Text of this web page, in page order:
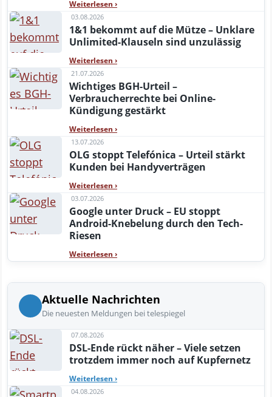
Weiterlesen ›
03.08.2026
1&1 bekommt auf die Mütze – Unklare
Unlimited-Klauseln sind unzulässig
Weiterlesen ›
21.07.2026
Wichtiges BGH-Urteil –
Verbraucherrechte bei Online-
Kündigung gestärkt
Weiterlesen ›
13.07.2026
OLG stoppt Telefónica – Urteil stärkt
Kunden bei Handyverträgen
Weiterlesen ›
03.07.2026
Google unter Druck – EU stoppt
Android-Knebelung durch den Tech-
Riesen
Weiterlesen ›
Aktuelle Nachrichten
Die neuesten Meldungen bei telespiegel
07.08.2026
DSL-Ende rückt näher – Viele setzen
trotzdem immer noch auf Kupfernetz
Weiterlesen ›
04.08.2026